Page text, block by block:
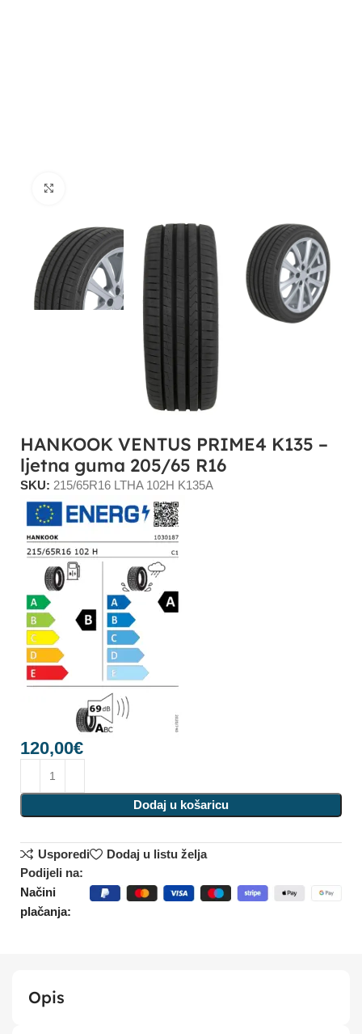
HANKOOK VENTUS PRIME4 K135 –
ljetna guma 205/65 R16
SKU: 215/65R16 LTHA 102H K135A
120,00€
Dodaj u košaricu
Usporedi
Dodaj u listu želja
Podijeli na:
Načini
plačanja:
Opis